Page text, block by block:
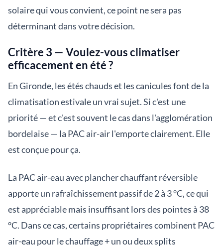
solaire qui vous convient, ce point ne sera pas
déterminant dans votre décision.
Critère 3 — Voulez-vous climatiser
efficacement en été ?
En Gironde, les étés chauds et les canicules font de la
climatisation estivale un vrai sujet. Si c'est une
priorité — et c'est souvent le cas dans l'agglomération
bordelaise — la PAC air-air l'emporte clairement. Elle
est conçue pour ça.
La PAC air-eau avec plancher chauffant réversible
apporte un rafraîchissement passif de 2 à 3 °C, ce qui
est appréciable mais insuffisant lors des pointes à 38
°C. Dans ce cas, certains propriétaires combinent PAC
air-eau pour le chauffage + un ou deux splits